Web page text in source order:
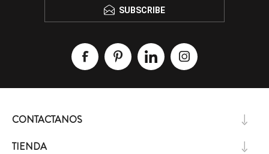
SUBSCRIBE
CONTACTANOS
TIENDA